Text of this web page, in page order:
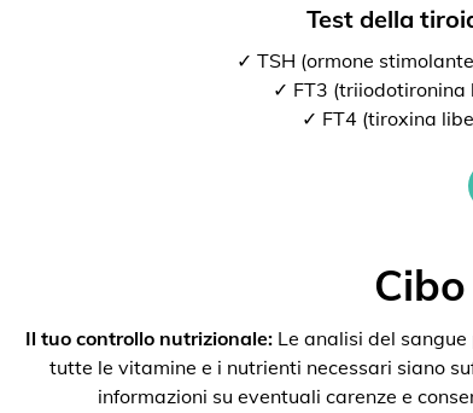
Test della
✓ TSH (ormone
✓ FT3 (triiodotironina
✓ FT4 (tiroxina
Il tuo controllo nutrizionale: Le analisi del
tutte le vitamine e i nutrienti necessari siano
informazioni su eventuali carenze e